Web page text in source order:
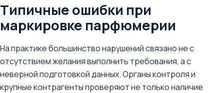
Типичные ошибки при
маркировке парфюмерии
На практике большинство нарушений связано не с
отсутствием желания выполнить требования, а с
неверной подготовкой данных. Органы контроля и
крупные контрагенты проверяют не только наличие